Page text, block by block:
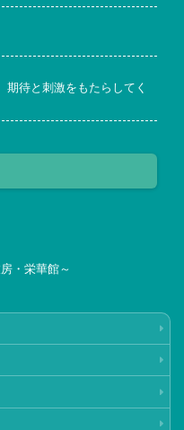
待と刺激をもたらしてく
・栄華館～